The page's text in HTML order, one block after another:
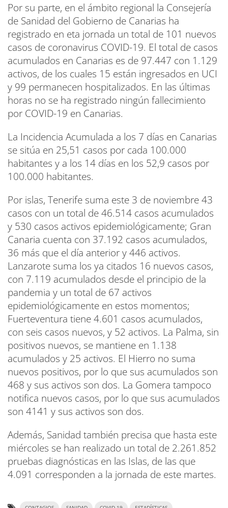
Por su parte, en el ámbito regional la Consejería
de Sanidad del Gobierno de Canarias ha
registrado en eta jornada un total de 101 nuevos
casos de coronavirus COVID-19. El total de casos
acumulados en Canarias es de 97.447 con 1.129
activos, de los cuales 15 están ingresados en UCI
y 99 permanecen hospitalizados. En las últimas
horas no se ha registrado ningún fallecimiento
por COVID-19 en Canarias.
La Incidencia Acumulada a los 7 días en Canarias
se sitúa en 25,51 casos por cada 100.000
habitantes y a los 14 días en los 52,9 casos por
100.000 habitantes.
Por islas, Tenerife suma este 3 de noviembre 43
casos con un total de 46.514 casos acumulados
y 530 casos activos epidemiológicamente; Gran
Canaria cuenta con 37.192 casos acumulados,
36 más que el día anterior y 446 activos.
Lanzarote suma los ya citados 16 nuevos casos,
con 7.119 acumulados desde el principio de la
pandemia y un total de 67 activos
epidemiológicamente en estos momentos;
Fuerteventura tiene 4.601 casos acumulados,
con seis casos nuevos, y 52 activos. La Palma, sin
positivos nuevos, se mantiene en 1.138
acumulados y 25 activos. El Hierro no suma
nuevos positivos, por lo que sus acumulados son
468 y sus activos son dos. La Gomera tampoco
notifica nuevos casos, por lo que sus acumulados
son 4141 y sus activos son dos.
Además, Sanidad también precisa que hasta este
miércoles se han realizado un total de 2.261.852
pruebas diagnósticas en las Islas, de las que
4.091 corresponden a la jornada de este martes.